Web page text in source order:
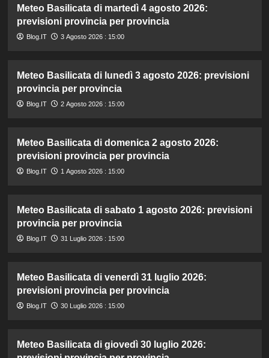
Meteo Basilicata di martedì 4 agosto 2026:
previsioni provincia per provincia
Blog.IT 3 Agosto 2026 : 15:00
Meteo Basilicata di lunedì 3 agosto 2026: previsioni
provincia per provincia
Blog.IT 2 Agosto 2026 : 15:00
Meteo Basilicata di domenica 2 agosto 2026:
previsioni provincia per provincia
Blog.IT 1 Agosto 2026 : 15:00
Meteo Basilicata di sabato 1 agosto 2026: previsioni
provincia per provincia
Blog.IT 31 Luglio 2026 : 15:00
Meteo Basilicata di venerdì 31 luglio 2026:
previsioni provincia per provincia
Blog.IT 30 Luglio 2026 : 15:00
Meteo Basilicata di giovedì 30 luglio 2026: